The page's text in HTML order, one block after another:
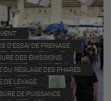
D’ESSAI DE FREINAGE
DES ÉMISSIONS
DU RÉGLAGE DES PHARES
DE LEVAGE
DE PUISSANCE